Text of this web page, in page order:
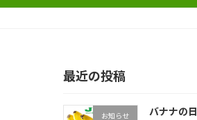
最近の投稿
お知らせ バナナの日